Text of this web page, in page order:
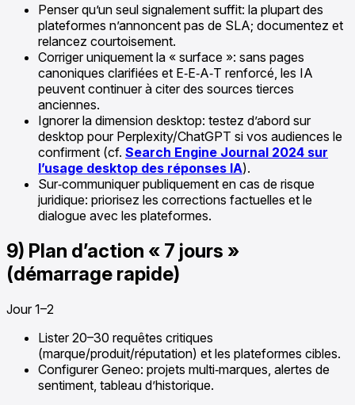
Penser qu’un seul signalement suffit: la plupart des
plateformes n’annoncent pas de SLA; documentez et
relancez courtoisement.
Corriger uniquement la « surface »: sans pages
canoniques clarifiées et E‑E‑A‑T renforcé, les IA
peuvent continuer à citer des sources tierces
anciennes.
Ignorer la dimension desktop: testez d’abord sur
desktop pour Perplexity/ChatGPT si vos audiences le
confirment (cf. Search Engine Journal 2024 sur
l’usage desktop des réponses IA).
Sur‑communiquer publiquement en cas de risque
juridique: priorisez les corrections factuelles et le
dialogue avec les plateformes.
9) Plan d’action « 7 jours »
(démarrage rapide)
Jour 1–2
Lister 20–30 requêtes critiques
(marque/produit/réputation) et les plateformes cibles.
Configurer Geneo: projets multi‑marques, alertes de
sentiment, tableau d’historique.